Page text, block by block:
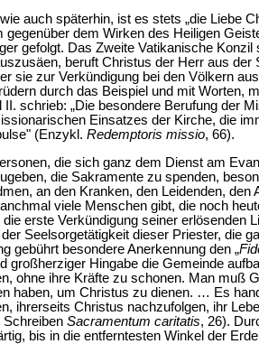
auch späterhin, ist es stets „die Liebe
gegenüber dem Wirken des Heiligen
gefolgt. Das Zweite Vatikanische
beruft Christus der Herr aus
sie zur Verkündigung bei den Völkern
durch das Beispiel und mit Worten,
II. schrieb: „Die besondere Berufung der
Einsatzes der Kirche, die
(Enzykl. Redemptoris missio, 66).
die sich ganz dem Dienst am
die Sakramente zu spenden,
an den Kranken, den Leidenden,
viele Menschen gibt, die noch
erste Verkündigung seiner erlösenden
Seelsorgetätigkeit dieser Priester, die
gebührt besondere Anerkennung den „
großherziger Hingabe die Gemeinde
ohne ihre Kräfte zu schonen. Man muß
haben, um Christus zu dienen. … Es
ihrerseits Christus nachzufolgen, ihr
Schreiben Sacramentum caritatis, 26).
bis in die entferntesten Winkel der